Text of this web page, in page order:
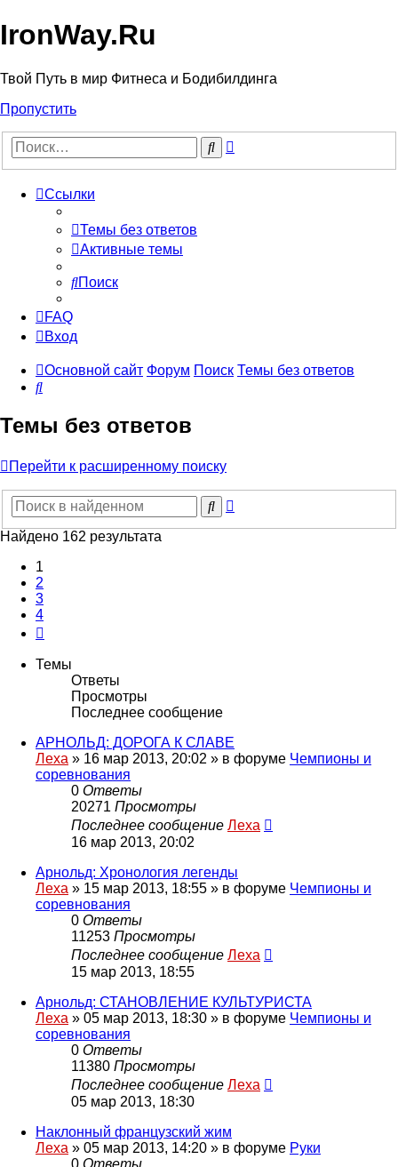
IronWay.Ru
Твой Путь в мир Фитнеса и Бодибилдинга
Пропустить
Поиск
Ссылки
Темы без ответов
Активные темы
Поиск
FAQ
Вход
Основной сайт Форум Поиск Темы без ответов
Поиск
Темы без ответов
Перейти к расширенному поиску
Поиск
Найдено 162 результата
1
2
3
4
Темы
Ответы
Просмотры
Последнее сообщение
АРНОЛЬД: ДОРОГА К СЛАВЕ
Леха » 16 мар 2013, 20:02 » в форуме Чемпионы и
соревнования
0 Ответы
20271 Просмотры
Последнее сообщение Леха
16 мар 2013, 20:02
Арнольд: Хронология легенды
Леха » 15 мар 2013, 18:55 » в форуме Чемпионы и
соревнования
0 Ответы
11253 Просмотры
Последнее сообщение Леха
15 мар 2013, 18:55
Арнольд: СТАНОВЛЕНИЕ КУЛЬТУРИСТА
Леха » 05 мар 2013, 18:30 » в форуме Чемпионы и
соревнования
0 Ответы
11380 Просмотры
Последнее сообщение Леха
05 мар 2013, 18:30
Наклонный французский жим
Леха » 05 мар 2013, 14:20 » в форуме Руки
0 Ответы